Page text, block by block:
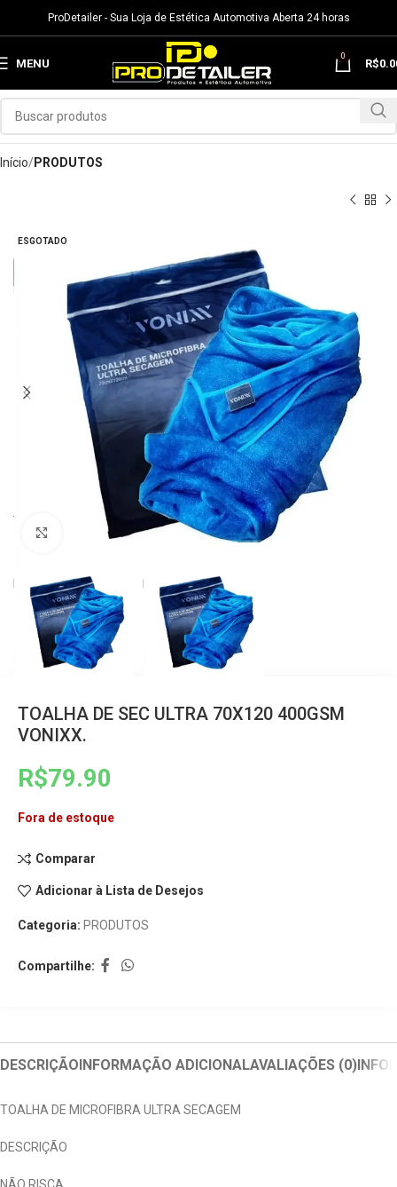
ProDetailer - Sua Loja de Estética Automotiva Aberta 24 horas
MENU
0
R$
Início PRODUTOS
ESGOTADO
Clique para ampliar
TOALHA DE SEC ULTRA 70X120 400GSM
VONIXX.
R$79.90
Fora de estoque
Comparar
Adicionar à Lista de Desejos
Categoria: PRODUTOS
Compartilhe:
DESCRIÇÃOINFORMAÇÃO ADICIONALAVALIAÇÕES (0)
TOALHA DE MICROFIBRA ULTRA SECAGEM
DESCRIÇÃO